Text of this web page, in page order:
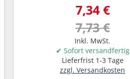
7,34 €
7,73 €
Inkl. MwSt.
✔ Sofort versandfertig
Lieferfrist 1-3 Tage
zzgl. Versandkosten